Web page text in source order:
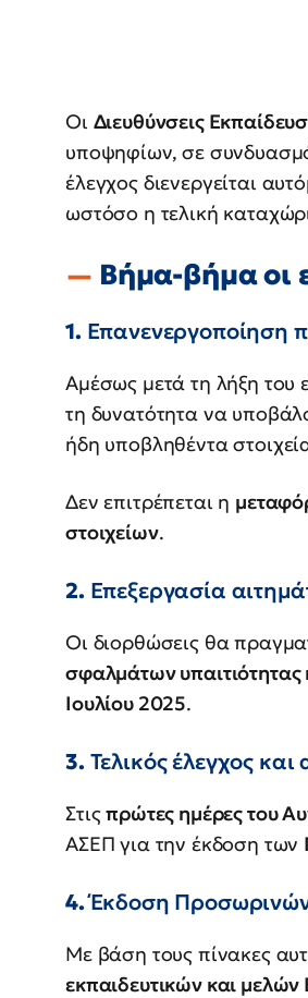
Οι Διευθύνσεις
υποψηφίων, σε συνδυασμό
έλεγχος διενεργείται
ωστόσο η τελική
Βήμα-βήμα οι
1. Επανενεργοποίηση
Αμέσως μετά τη λήξη του
τη δυνατότητα να
ήδη υποβληθέντα
Δεν επιτρέπεται η
στοιχείων.
2. Επεξεργασία
Οι διορθώσεις θα
σφαλμάτων
Ιουλίου 2025.
3. Τελικός έλεγχος
Στιςπρώτες ημέρες του
ΑΣΕΠ για την έκδοση των
4.Έκδοση
Με βάση τους πίνακες
εκπαιδευτικών και